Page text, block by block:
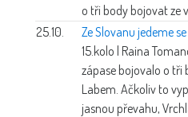
o tři body bojovat ze
25.10.
Ze Slovanu jedeme
15.kolo | Raina
zápase bojovalo o tři
Labem. Ačkoliv to
jasnou převahu,